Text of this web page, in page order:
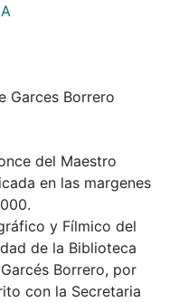
Garces Borrero
del Maestro
en las margenes
y Fílmico del
de la Biblioteca
Borrero, por
con la Secretaria